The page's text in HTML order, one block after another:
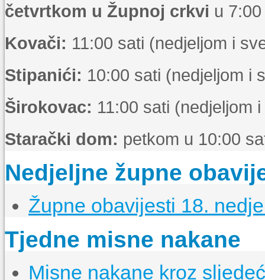
četvrtkom u Župnoj crkvi u
Kovači: 11:00 sati (nedjeljom i
Stipanići: 10:00 sati (nedjeljom i
Širokovac: 11:00 sati (nedjeljom
Starački dom: petkom u 10:00
Nedjeljne župne
Župne obavijesti 18.
Tjedne misne nakane
Misne nakane kroz